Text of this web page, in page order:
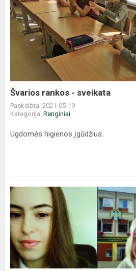
Švarios
rankos
sveikata
Švarios rankos - sveikata
Paskelbta: 2021-05-19
Kategorija: Renginiai
Ugdomės higienos įgūdžius.
Pamokos
su
studentėmis
iš
Turkijos
Indijos